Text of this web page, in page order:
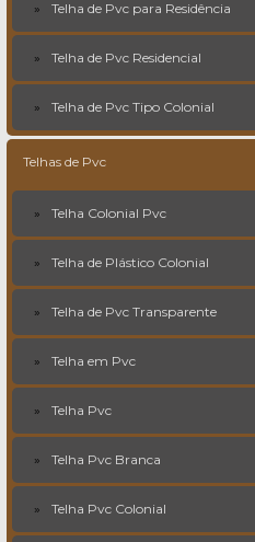
Telha de Pvc para Residência
Telha de Pvc Residencial
Telha de Pvc Tipo Colonial
Telhas de Pvc
Telha Colonial Pvc
Telha de Plástico Colonial
Telha de Pvc Transparente
Telha em Pvc
Telha Pvc
Telha Pvc Branca
Telha Pvc Colonial